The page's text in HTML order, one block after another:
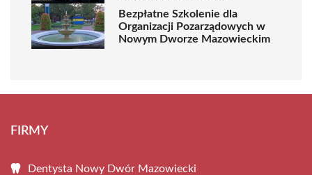
Bezpłatne Szkolenie dla
Organizacji Pozarządowych w
Nowym Dworze Mazowieckim
FIRMY
Dentysta Nowy Dwór Mazowiecki